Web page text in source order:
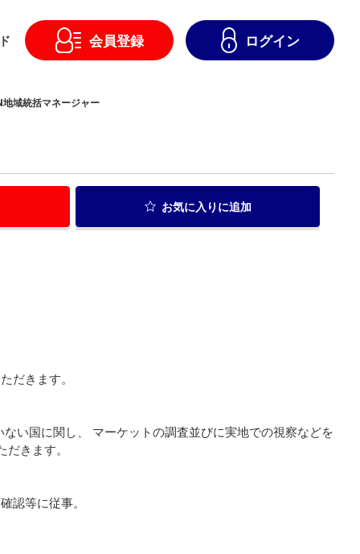
会員登録 ログイン
域統括マネージャー
お気に入り に追加
だきます。
い国に関し、 マーケットの調査並びに実地での視察などを
きます。
認等に従事。